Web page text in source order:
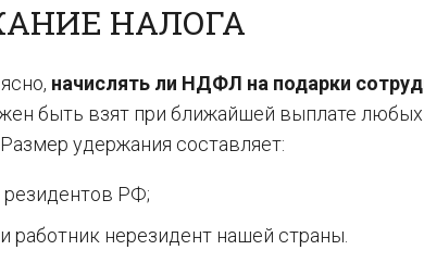
НАЛОГА
начислять ли НДФЛ на подарки
быть взят при ближайшей выплате
удержания составляет:
резидентов РФ;
работник нерезидент нашей страны.